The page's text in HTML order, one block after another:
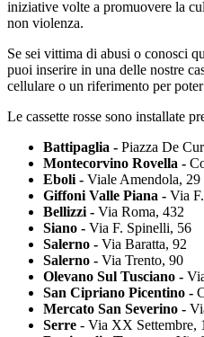
iniziative volte a promuovere la
non violenza.
Se sei vittima di abusi o conosci
puoi inserire in una delle nostre
cellulare o un riferimento per poter
Le cassette rosse sono installate
Battipaglia - Piazza De
Montecorvino Rovella -
Eboli - Viale Amendola, 29
Giffoni Valle Piana - Via
Bellizzi - Via Roma, 432
Siano - Via F. Spinelli, 56
Salerno - Via Baratta, 92
Salerno - Via Trento, 90
Olevano Sul Tusciano -
San Cipriano Picentino -
Mercato San Severino -
Serre - Via XX Settembre,